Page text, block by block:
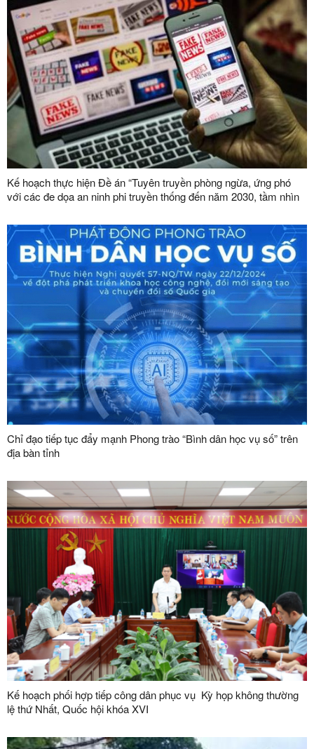
Kế hoạch thực hiện Đề án “Tuyên truyền phòng ngừa, ứng phó
với các đe dọa an ninh phi truyền thống đến năm 2030, tầm nhìn
Chỉ đạo tiếp tục đẩy mạnh Phong trào “Bình dân học vụ số” trên
địa bàn tỉnh
Kế hoạch phối hợp tiếp công dân phục vụ Kỳ họp không thường
lệ thứ Nhất, Quốc hội khóa XVI